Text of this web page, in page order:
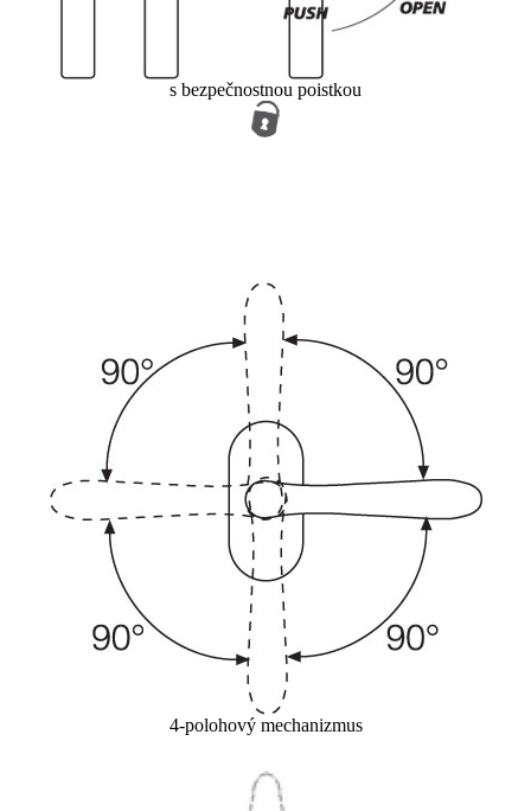
s bezpečnostnou poistkou
4-polohový mechanizmus